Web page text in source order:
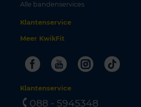
Alle bandenservices
Klantenservice
Meer KwikFit
FacebookYoutubeInstagram
Tiktok
Klantenservice
088 - 5945348